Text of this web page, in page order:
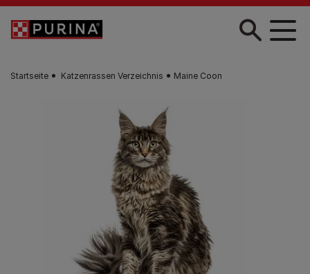
Skip to main content
Startseite Katzenrassen Verzeichnis Maine Coon